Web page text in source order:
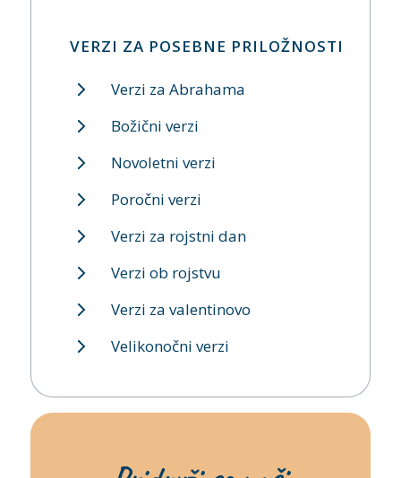
VERZI ZA POSEBNE PRILOŽNOSTI
Verzi za Abrahama
Božični verzi
Novoletni verzi
Poročni verzi
Verzi za rojstni dan
Verzi ob rojstvu
Verzi za valentinovo
Velikonočni verzi